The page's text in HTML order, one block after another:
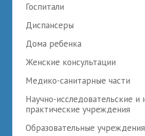
Госпитали
Диспансеры
Дома ребенка
Женские консультации
Медико-санитарные части
Научно-исследовательские и научно-
практические учреждения
Образовательные учреждения